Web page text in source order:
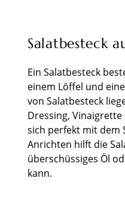
Salatbesteck
Ein Salatbesteck
einem Löffel und
von Salatbesteck
Dressing,
sich perfekt mit dem
Anrichten hilft die
überschüssiges Öl
kann.